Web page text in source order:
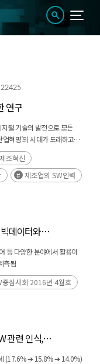
22425
연구
털 기술의 발전으로 모든
혁명’의 시대가 도래하고
되고 있음
기업의 소프트웨어중심
제조혁신
제조업의 SW인력
데이터와
등 다양한 분야에서 활용이
측됨
중심사회 2016년 4월호
관련 인식,
(17.6% ➔ 15.8% ➔ 14.0%)